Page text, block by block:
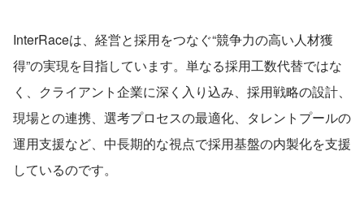
InterRaceは、経営と採用をつなぐ“競争力の高い人材獲
得”の実現を目指しています。単なる採用工数代替ではな
く、クライアント企業に深く入り込み、採用戦略の設計、
現場との連携、選考プロセスの最適化、タレントプールの
運用支援など、中長期的な視点で採用基盤の内製化を支援
しているのです。